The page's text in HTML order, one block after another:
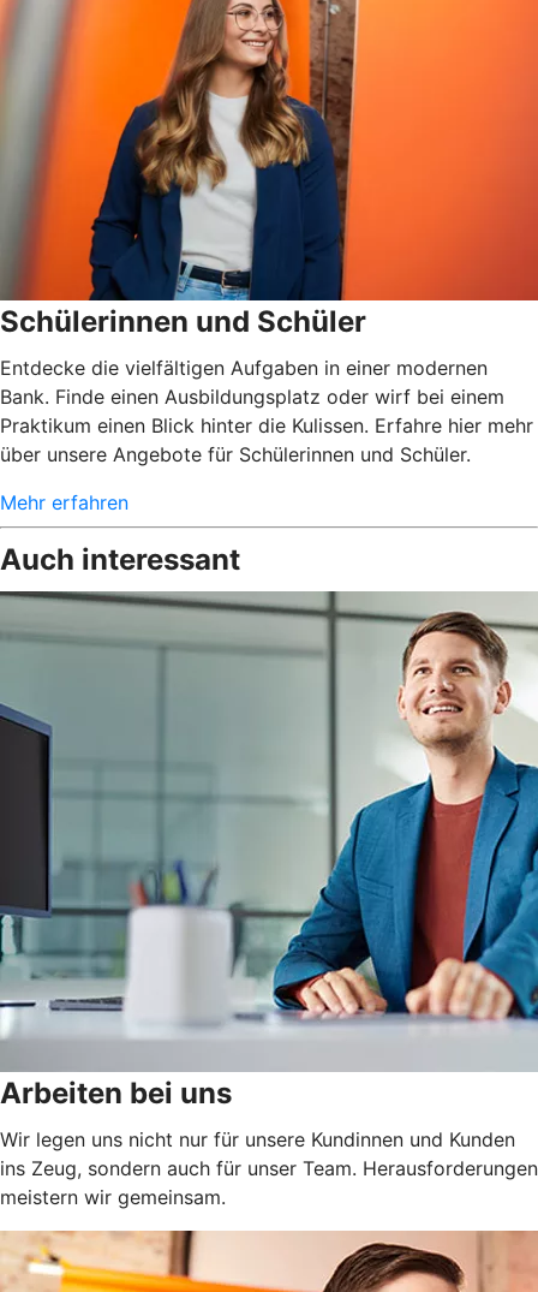
Schülerinnen und Schüler
Entdecke die vielfältigen Aufgaben in einer modernen
Bank. Finde einen Ausbildungsplatz oder wirf bei einem
Praktikum einen Blick hinter die Kulissen. Erfahre hier mehr
über unsere Angebote für Schülerinnen und Schüler.
Mehr erfahren
Auch interessant
Arbeiten bei uns
Wir legen uns nicht nur für unsere Kundinnen und Kunden
ins Zeug, sondern auch für unser Team. Herausforderungen
meistern wir gemeinsam.